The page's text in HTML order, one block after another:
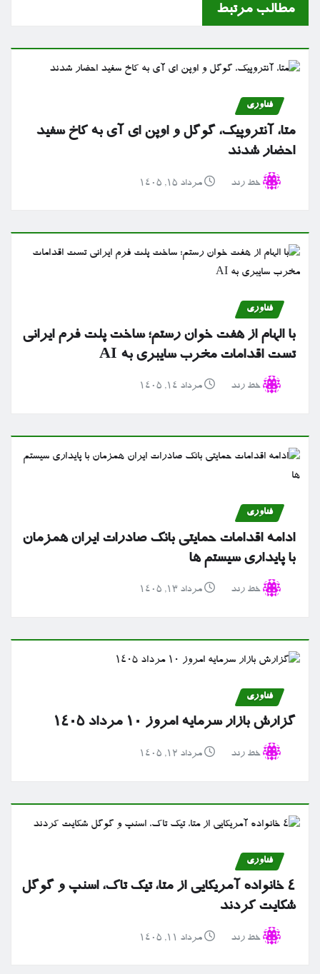
مطالب مرتبط
فناوری
متا، آنتروپیک، گوگل و اوپن ای آی به کاخ سفید
احضار شدند
خط رند مرداد ۱۵, ۱۴۰۵
فناوری
با الهام از هفت خوان رستم؛ ساخت پلت فرم ایرانی
تست اقدامات مخرب سایبری به AI
خط رند مرداد ۱۴, ۱۴۰۵
فناوری
ادامه اقدامات حمایتی بانک صادرات ایران همزمان
با پایداری سیستم ها
خط رند مرداد ۱۳, ۱۴۰۵
فناوری
گزارش بازار سرمایه امروز ۱۰ مرداد ۱۴۰۵
خط رند مرداد ۱۲, ۱۴۰۵
فناوری
۴ خانواده آمریکایی از متا، تیک تاک، اسنپ و گوگل
شکایت کردند
خط رند مرداد ۱۱, ۱۴۰۵